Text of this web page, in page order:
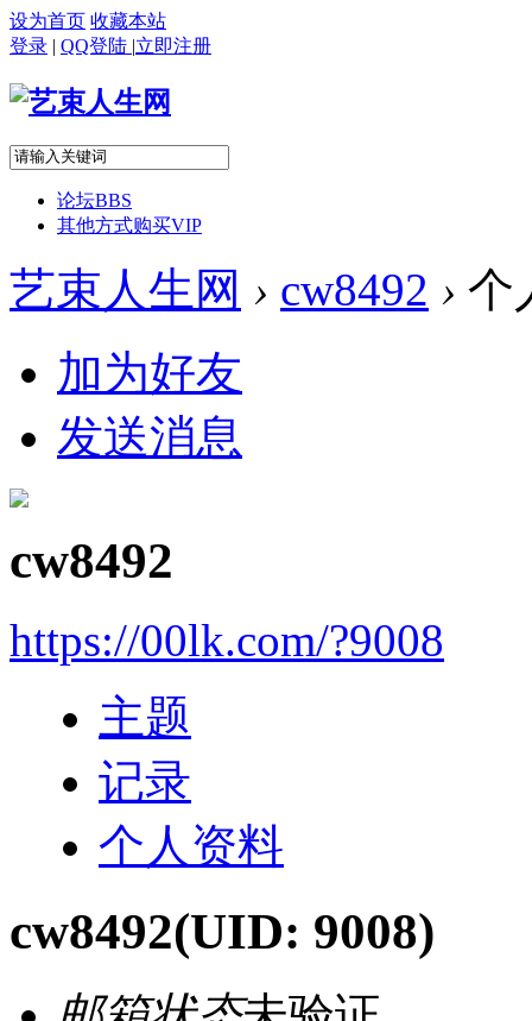
设为首页 收藏本站
登录 | QQ登陆 |立即注册
论坛BBS
其他方式购买VIP
艺束人生网 › cw8492 › 个
加为好友
发送消息
cw8492
https://00lk.com/?9008
主题
记录
个人资料
cw8492(UID: 9008)